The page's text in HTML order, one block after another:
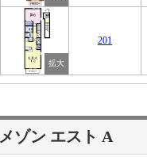
201
メゾン エスト A